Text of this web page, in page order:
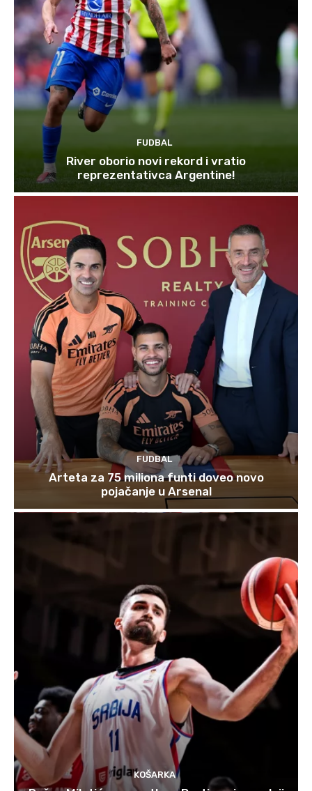
FUDBAL
River oborio novi rekord i vratio
reprezentativca Argentine!
FUDBAL
Arteta za 75 miliona funti doveo novo
pojačanje u Arsenal
KOŠARKA